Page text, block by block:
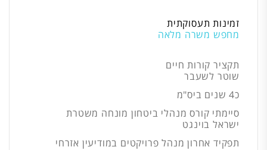
זמינות תעסוקתית
מחפש משרה מלאה
תקציר קורות חיים
שוטר לשעבר
כ4 שנים ביס"מ
סיימתי קורס מנהלי ביטחון מונחה משטרת
ישראל בוינגט
תפקיד אחרון מנהל פרויקטים במודיעין אזרחי